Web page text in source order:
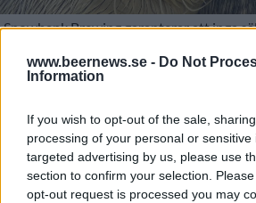
www.beernews.se - Do Not
Information
If you wish to opt-out of the sale,
processing of your personal or
targeted advertising by us, please use
section to confirm your selection.
opt-out request is processed you may
Snowbank Brewing garanterar att inga
bryggeri som drabbats av detta
Brewing i USA. I stället för
på burkarna.